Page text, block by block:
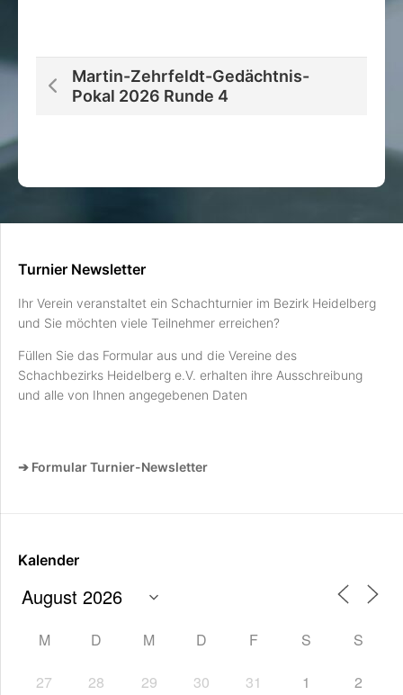
Martin-Zehrfeldt-Gedächtnis-
Pokal 2026 Runde 4
Turnier Newsletter
Ihr Verein veranstaltet ein Schachturnier im Bezirk Heidelberg
und Sie möchten viele Teilnehmer erreichen?
Füllen Sie das Formular aus und die Vereine des
Schachbezirks Heidelberg e.V. erhalten ihre Ausschreibung
und alle von Ihnen angegebenen Daten
➔ Formular Turnier-Newsletter
Kalender
M D M D F S S
27 28 29 30 31 1 2